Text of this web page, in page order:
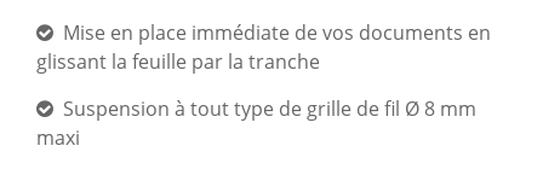
Mise en place immédiate de vos documents en
glissant la feuille par la tranche
Suspension à tout type de grille de fil Ø 8 mm
maxi